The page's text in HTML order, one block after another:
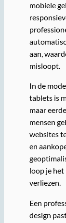
mobiele
aan,
misloopt.
In de
tablets is
maar
mensen
websites
en
loop je
verliezen.
Een
design